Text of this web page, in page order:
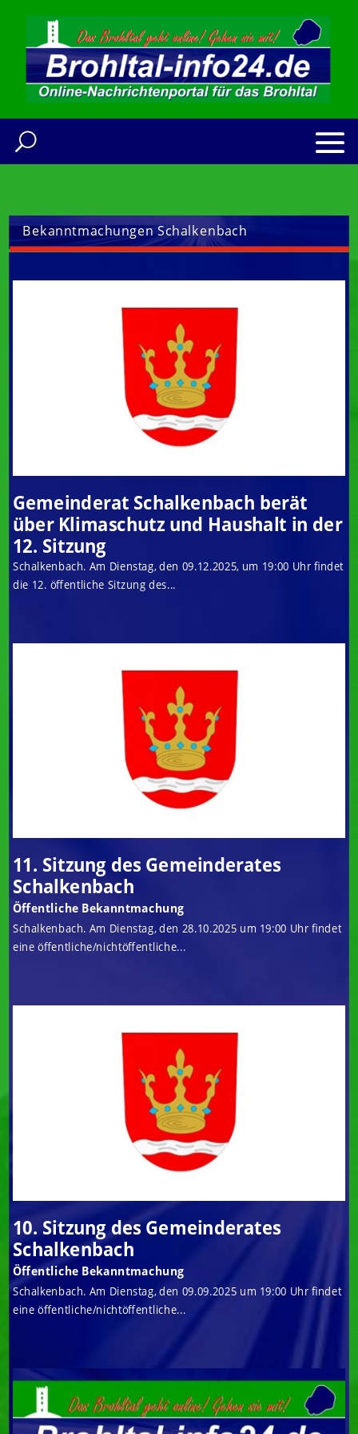
Bekanntmachungen Schalkenbach
Gemeinderat Schalkenbach berät
über Klimaschutz und Haushalt in der
12. Sitzung
Schalkenbach. Am Dienstag, den 09.12.2025, um 19:00 Uhr findet
die 12. öffentliche Sitzung des...
11. Sitzung des Gemeinderates
Schalkenbach
Öffentliche Bekanntmachung
Schalkenbach. Am Dienstag, den 28.10.2025 um 19:00 Uhr findet
eine öffentliche/nichtöffentliche...
10. Sitzung des Gemeinderates
Schalkenbach
Öffentliche Bekanntmachung
Schalkenbach. Am Dienstag, den 09.09.2025 um 19:00 Uhr findet
eine öffentliche/nichtöffentliche...